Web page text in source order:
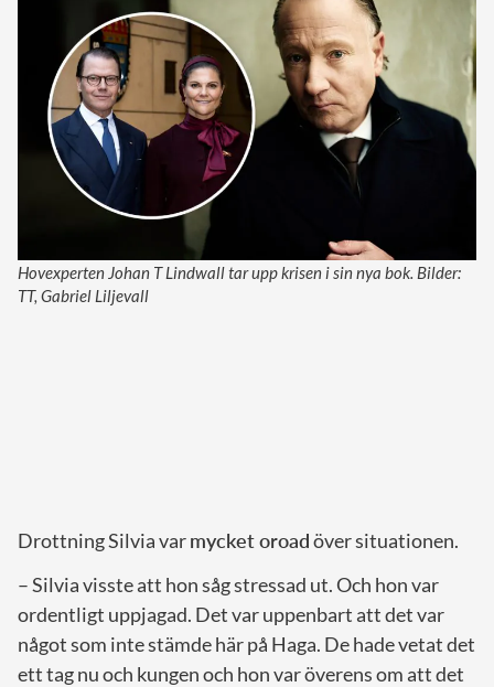
Hovexperten Johan T Lindwall tar upp krisen i sin nya bok. Bilder:
TT, Gabriel Liljevall
Drottning Silvia varmycket oroadöver situationen.
– Silvia visste att hon såg stressad ut. Och hon var
ordentligt uppjagad. Det var uppenbart att det var
något som inte stämde här på Haga. De hade vetat det
ett tag nu och kungen och hon var överens om att det